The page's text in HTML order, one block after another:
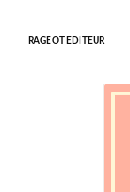
RAGEOT EDITEUR